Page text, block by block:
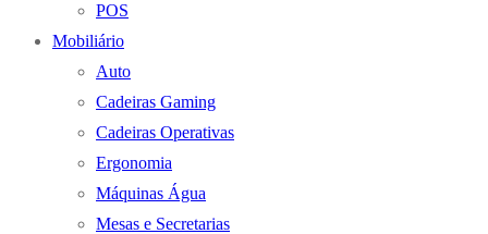
POS
Mobiliário
Auto
Cadeiras Gaming
Cadeiras Operativas
Ergonomia
Máquinas Água
Mesas e Secretarias